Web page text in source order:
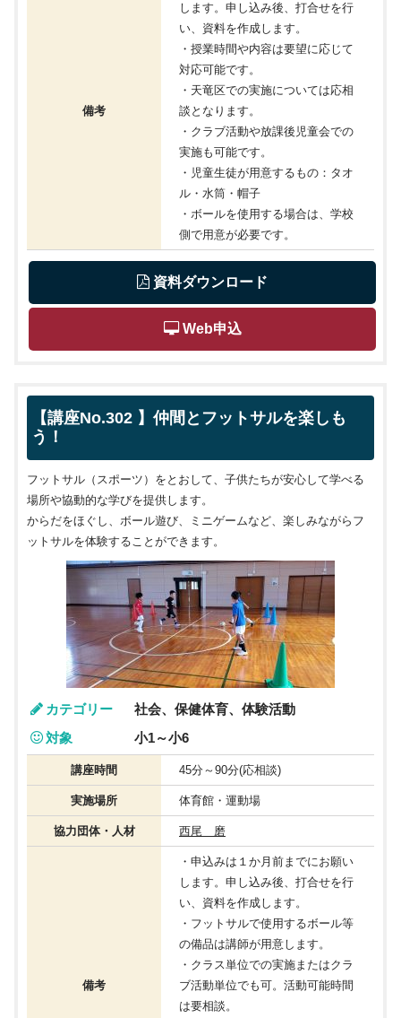
備考
します。申し込み後、打合せを行
い、資料を作成します。
・授業時間や内容は要望に応じて
対応可能です。
・天竜区での実施については応相
談となります。
・クラブ活動や放課後児童会での
実施も可能です。
・児童生徒が用意するもの：タオ
ル・水筒・帽子
・ボールを使用する場合は、学校
側で用意が必要です。
資料ダウンロード
Web申込
【講座No.302 】仲間とフットサルを楽しも
う！
フットサル（スポーツ）をとおして、子供たちが安心して学べる
場所や協動的な学びを提供します。
からだをほぐし、ボール遊び、ミニゲームなど、楽しみながらフ
ットサルを体験することができます。
カテゴリー
社会、保健体育、体験活動
対象
小1～小6
講座時間 45分～90分(応相談)
実施場所 体育館・運動場
協力団体・人材 西尾 磨
備考
・申込みは１か月前までにお願い
します。申し込み後、打合せを行
い、資料を作成します。
・フットサルで使用するボール等
の備品は講師が用意します。
・クラス単位での実施またはクラ
ブ活動単位でも可。活動可能時間
は要相談。